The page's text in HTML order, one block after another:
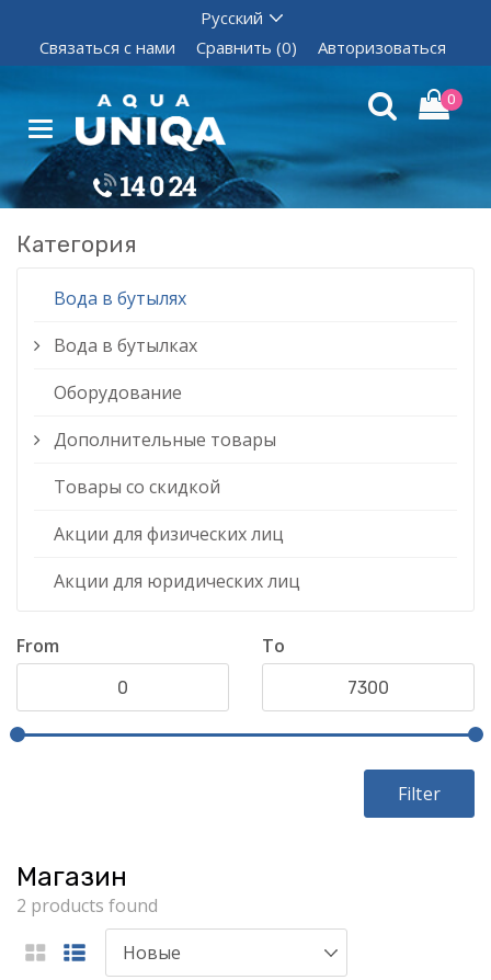
Связаться с нами Сравнить (0) Авторизоваться
0
Категория
Вода в бутылях
Вода в бутылках
Оборудование
Дополнительные товары
Товары со скидкой
Акции для физических лиц
Акции для юридических лиц
From To
Filter
Магазин
2 products found